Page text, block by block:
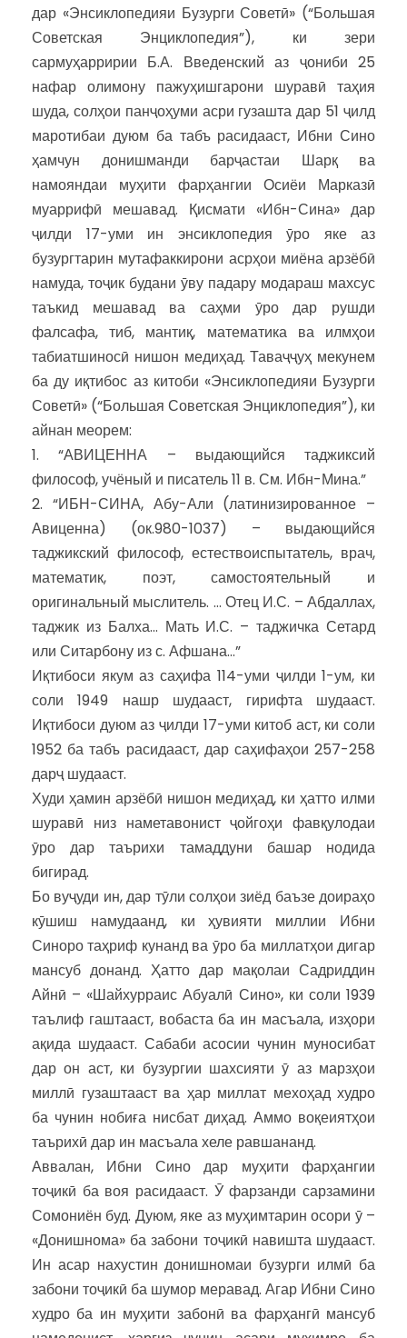
дар «Энсиклопедияи Бузурги Советӣ» (“Большая
Советская Энциклопедия”), ки зери
сармуҳарририи Б.А. Введенский аз ҷониби 25
нафар олимону пажуҳишгарони шуравӣ таҳия
шуда, солҳои панҷоҳуми асри гузашта дар 51 ҷилд
маротибаи дуюм ба табъ расидааст, Ибни Сино
ҳамчун донишманди барҷастаи Шарқ ва
намояндаи муҳити фарҳангии Осиёи Марказӣ
муаррифӣ мешавад. Қисмати «Ибн-Сина» дар
ҷилди 17-уми ин энсиклопедия ӯро яке аз
бузургтарин мутафаккирони асрҳои миёна арзёбӣ
намуда, тоҷик будани ӯву падару модараш махсус
таъкид мешавад ва саҳми ӯро дар рушди
фалсафа, тиб, мантиқ, математика ва илмҳои
табиатшиносӣ нишон медиҳад. Таваҷҷуҳ мекунем
ба ду иқтибос аз китоби «Энсиклопедияи Бузурги
Советӣ» (“Большая Советская Энциклопедия”), ки
айнан меорем:
1. “АВИЦЕННА – выдающийся таджиксий
философ, учёный и писатель 11 в. См. Ибн-Мина.”
2. “ИБН-СИНА, Абу-Али (латинизированное –
Авиценна) (ок.980-1037) – выдающийся
таджикский философ, естествоиспытатель, врач,
математик, поэт, самостоятельный и
оригинальный мыслитель. … Отец И.С. – Абдаллах,
таджик из Балха… Мать И.С. – таджичка Сетард
или Ситарбону из с. Афшана…”
Иқтибоси якум аз саҳифа 114-уми ҷилди 1-ум, ки
соли 1949 нашр шудааст, гирифта шудааст.
Иқтибоси дуюм аз ҷилди 17-уми китоб аст, ки соли
1952 ба табъ расидааст, дар саҳифаҳои 257-258
дарҷ шудааст.
Худи ҳамин арзёбӣ нишон медиҳад, ки ҳатто илми
шуравӣ низ наметавонист ҷойгоҳи фавқулодаи
ӯро дар таърихи тамаддуни башар нодида
бигирад.
Бо вуҷуди ин, дар тӯли солҳои зиёд баъзе доираҳо
кӯшиш намудаанд, ки ҳувияти миллии Ибни
Синоро таҳриф кунанд ва ӯро ба миллатҳои дигар
мансуб донанд. Ҳатто дар мақолаи Садриддин
Айнӣ – «Шайхурраис Абуалӣ Сино», ки соли 1939
таълиф гаштааст, вобаста ба ин масъала, изҳори
ақида шудааст. Сабаби асосии чунин муносибат
дар он аст, ки бузургии шахсияти ӯ аз марзҳои
миллӣ гузаштааст ва ҳар миллат мехоҳад худро
ба чунин нобиға нисбат диҳад. Аммо воқеиятҳои
таърихӣ дар ин масъала хеле равшананд.
Аввалан, Ибни Сино дар муҳити фарҳангии
тоҷикӣ ба воя расидааст. Ӯ фарзанди сарзамини
Сомониён буд. Дуюм, яке аз муҳимтарин осори ӯ –
«Донишнома» ба забони тоҷикӣ навишта шудааст.
Ин асар нахустин донишномаи бузурги илмӣ ба
забони тоҷикӣ ба шумор меравад. Агар Ибни Сино
худро ба ин муҳити забонӣ ва фарҳангӣ мансуб